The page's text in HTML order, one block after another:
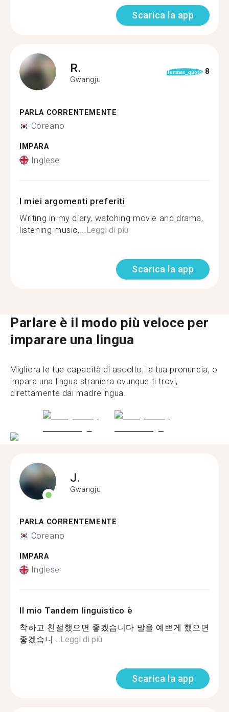
Scarica la app
R.
Gwangju
format_quote 8
PARLA CORRENTEMENTE
Coreano
IMPARA
Inglese
I miei argomenti preferiti
Writing in my diary, watching movie and drama,
listening music,... Leggi di più
Scarica la app
Parlare è il modo più veloce per
imparare una lingua
Migliora le tue capacità di ascolto, la tua pronuncia, o
impara una lingua straniera ovunque ti trovi,
direttamente dai madrelingua.
J.
Gwangju
PARLA CORRENTEMENTE
Coreano
IMPARA
Inglese
Il mio Tandem linguistico è
착하고 친절했으면 좋겠습니다 말을 예쁘게 했으면
좋겠습니...Leggi di più
Scarica la app